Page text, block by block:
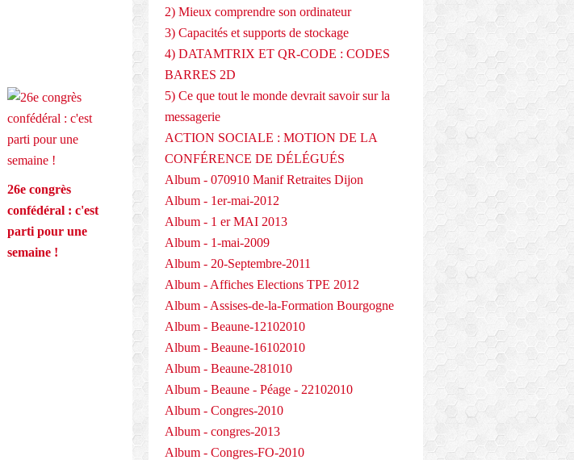
26e congrès
confédéral : c'est
parti pour une
semaine !
2) Mieux comprendre son ordinateur
3) Capacités et supports de stockage
4) DATAMTRIX ET QR-CODE : CODES
BARRES 2D
5) Ce que tout le monde devrait savoir sur la
messagerie
ACTION SOCIALE : MOTION DE LA
CONFÉRENCE DE DÉLÉGUÉS
Album - 070910 Manif Retraites Dijon
Album - 1er-mai-2012
Album - 1 er MAI 2013
Album - 1-mai-2009
Album - 20-Septembre-2011
Album - Affiches Elections TPE 2012
Album - Assises-de-la-Formation Bourgogne
Album - Beaune-12102010
Album - Beaune-16102010
Album - Beaune-281010
Album - Beaune - Péage - 22102010
Album - Congres-2010
Album - congres-2013
Album - Congres-FO-2010